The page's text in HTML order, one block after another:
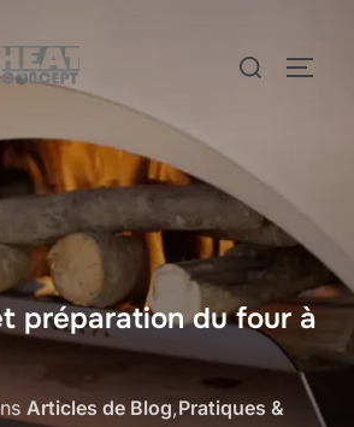
Rechercher :
préparation du four à
Articles de Blog,Pratiques &